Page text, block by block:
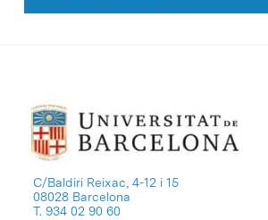
C/Baldiri Reixac, 4-12 i 15
08028 Barcelona
T. 934 02 90 60